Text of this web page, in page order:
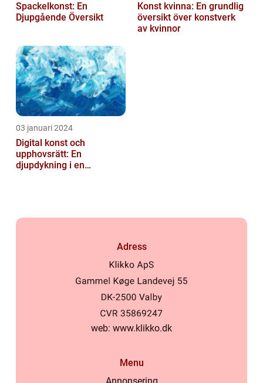
Spackelkonst: En
Djupgående Översikt
Konst kvinna: En grundlig
översikt över konstverk
av kvinnor
03 januari 2024
Digital konst och
upphovsrätt: En
djupdykning i en
Adress
web: www.klikko.dk
Menu